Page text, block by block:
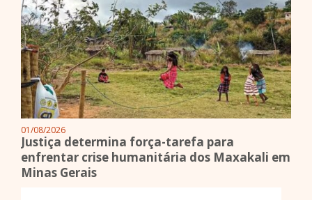
01/08/2026
Justiça determina força-tarefa para
enfrentar crise humanitária dos Maxakali em
Minas Gerais